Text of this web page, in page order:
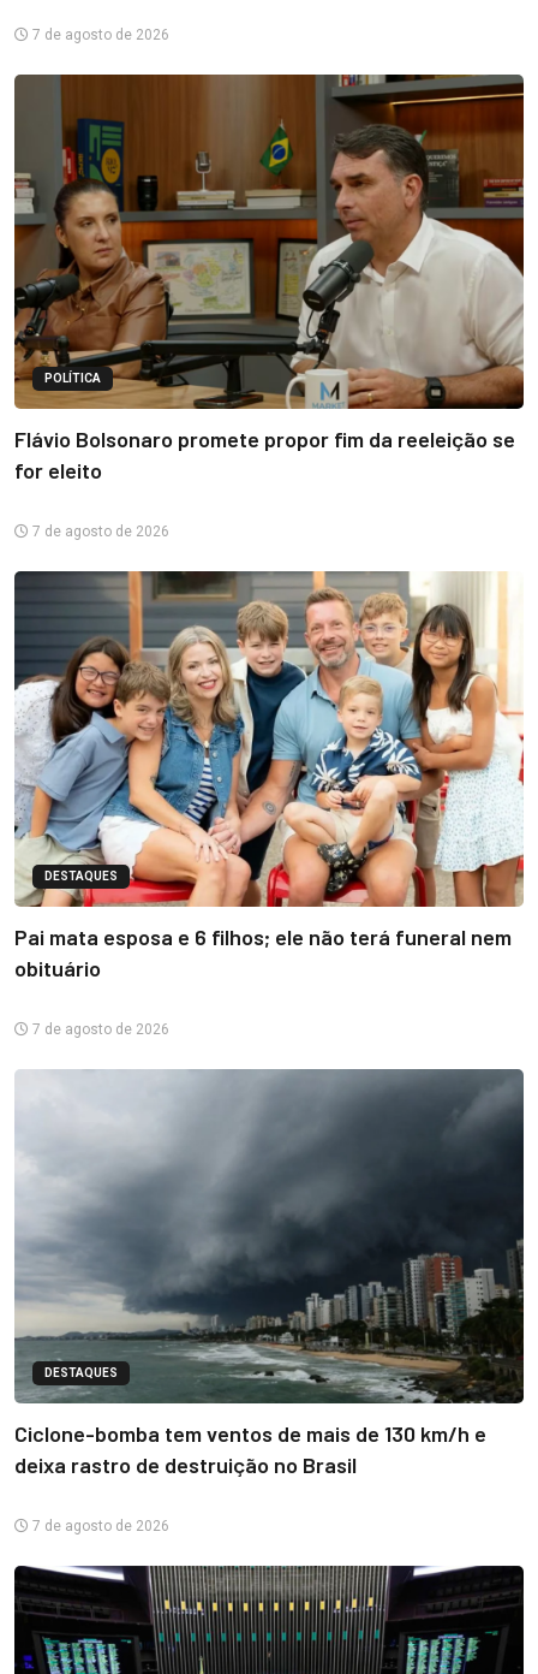
7 de agosto de 2026
POLÍTICA
Flávio Bolsonaro promete propor fim da reeleição se
for eleito
7 de agosto de 2026
DESTAQUES
Pai mata esposa e 6 filhos; ele não terá funeral nem
obituário
7 de agosto de 2026
DESTAQUES
Ciclone-bomba tem ventos de mais de 130 km/h e
deixa rastro de destruição no Brasil
7 de agosto de 2026